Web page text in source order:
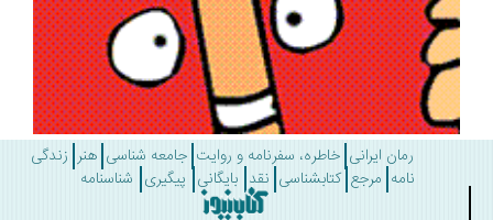
رمان ایرانی خاطره، سفرنامه و روایت جامعه شناسی هنر زندگی
مرجع کتابشناسی نقد بایگانی پیگیری شناسنامه